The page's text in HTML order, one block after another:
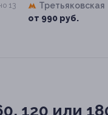
13
Третьяковская
от 990 руб.
120 или